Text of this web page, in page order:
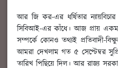
আর জি কর-এর ধর্ষিতার
সিবিআই-এর কাঁধে। আজ প্রায়
সম্পর্কে কোনও তথ্যই প্রতিবাদী-
আমরা দেখলাম গত ৫ সেপ্টেম্বর
তারিখ পিছিয়ে দিল। আর রাজ্য